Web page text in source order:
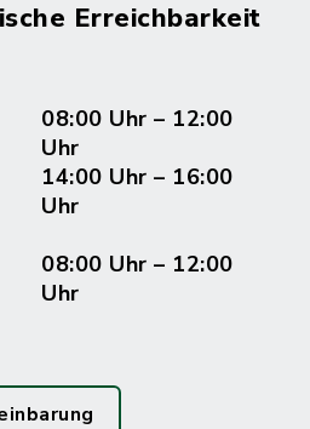
Erreichbarkeit
08:00 Uhr – 12:00
Uhr
14:00 Uhr – 16:00
Uhr
08:00 Uhr – 12:00
Uhr